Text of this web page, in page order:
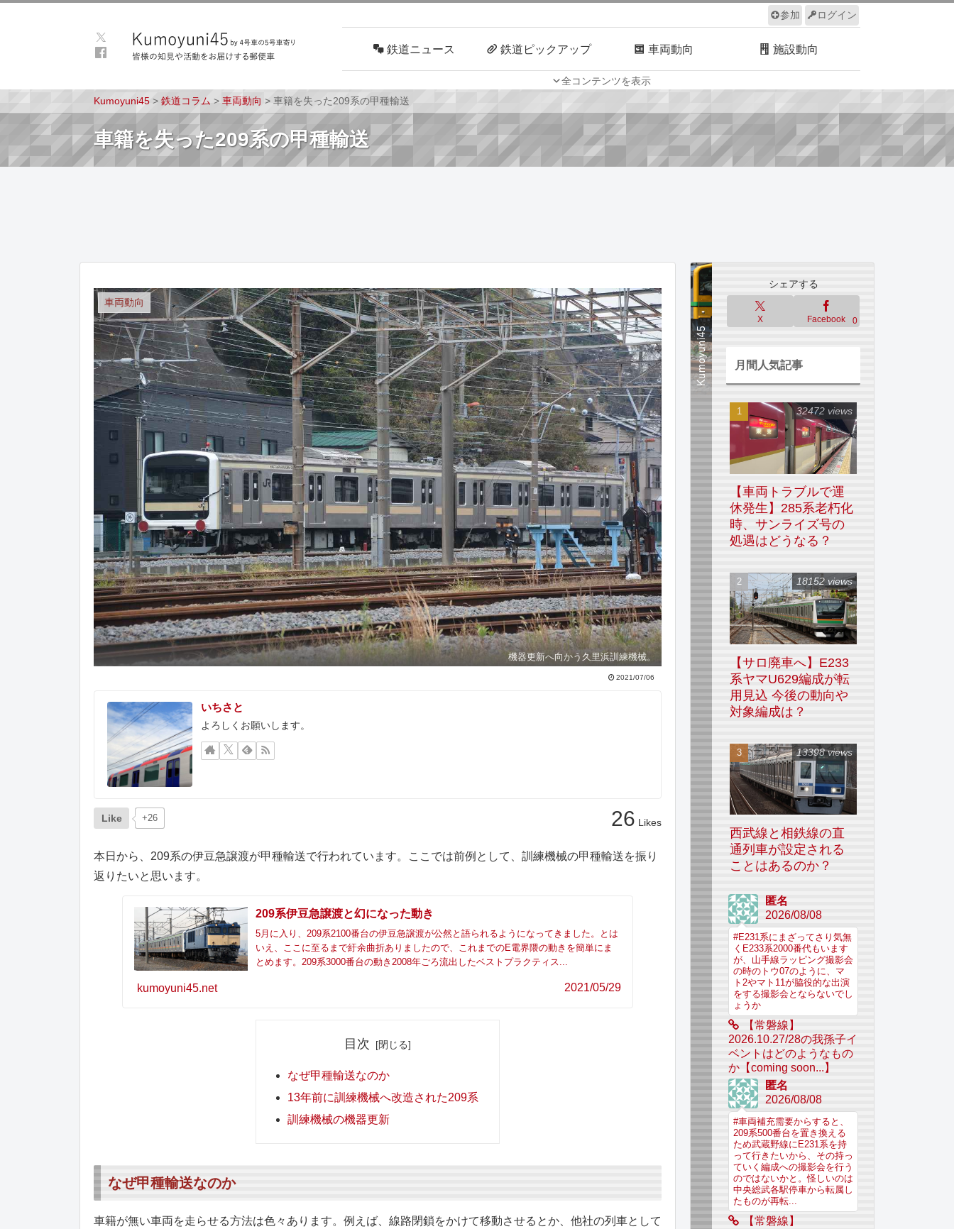
ログイン
参加
全コンテンツを表示
鉄道ニュース 鉄道ピックアップ 車両動向 施設動向
車両技術 路線探訪 ルール サイトについて
Kumoyuni45 > 鉄道コラム > 車両動向 > 車籍を失った209系の甲種輸送
車籍を失った209系の甲種輸送
車両動向
機器更新へ向かう久里浜訓練機械。
2021/07/06
いちさと
よろしくお願いします。
Like +26 26 Likes
本日から、209系の伊豆急譲渡が甲種輸送で行われています。ここでは前例として、訓練機械の甲種輸送を振り
返りたいと思います。
209系伊豆急譲渡と幻になった動き
5月に入り、209系2100番台の伊豆急譲渡が公然と語られるようになってきました。とは
いえ、ここに至るまで紆余曲折ありましたので、これまでのE電界隈の動きを簡単にま
とめます。209系3000番台の動き2008年ごろ流出したベストプラクティス...
kumoyuni45.net 2021/05/29
目次
なぜ甲種輸送なのか
13年前に訓練機械へ改造された209系
訓練機械の機器更新
なぜ甲種輸送なのか
車籍が無い車両を走らせる方法は色々あります。例えば、線路閉鎖をかけて移動させるとか、他社の列車として
シェアする
X Facebook 0
月間人気記事
【車両トラブルで運
休発生】285系老朽化
時、サンライズ号の
処遇はどうなる？
32472 views
【サロ廃車へ】E233
系ヤマU629編成が転
用見込 今後の動向や
対象編成は？
18152 views
西武線と相鉄線の直
通列車が設定される
ことはあるのか？
13398 views
匿名
2026/08/08
#E231系にまざってさり気無
くE233系2000番代もいます
が、山手線ラッピング撮影会
の時のトウ07のように、マ
ト2やマト11が脇役的な出演
をする撮影会とならないでし
ょうか
【常磐線】
2026.10.27/28の我孫子イ
ベントはどのようなもの
か【coming soon...】
匿名
2026/08/08
#車両補充需要からすると、
209系500番台を置き換える
ため武蔵野線にE231系を持
って行きたいから、その持っ
ていく編成への撮影会を行う
のではないかと。怪しいのは
中央総武各駅停車から転属し
たものが再転...
【常磐線】